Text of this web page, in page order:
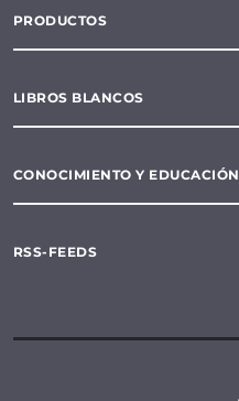
PRODUCTOS
LIBROS BLANCOS
CONOCIMIENTO Y EDUCACIÓN
RSS-FEEDS